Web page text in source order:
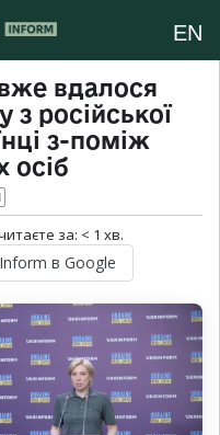
EN
вже вдалося
російської
з-поміж
осіб
за: < 1 хв.
в Google